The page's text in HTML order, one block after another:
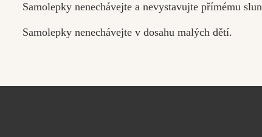
Samolepky nenechávejte a nevystavujte přímému
Samolepky nenechávejte v dosahu malých dětí.